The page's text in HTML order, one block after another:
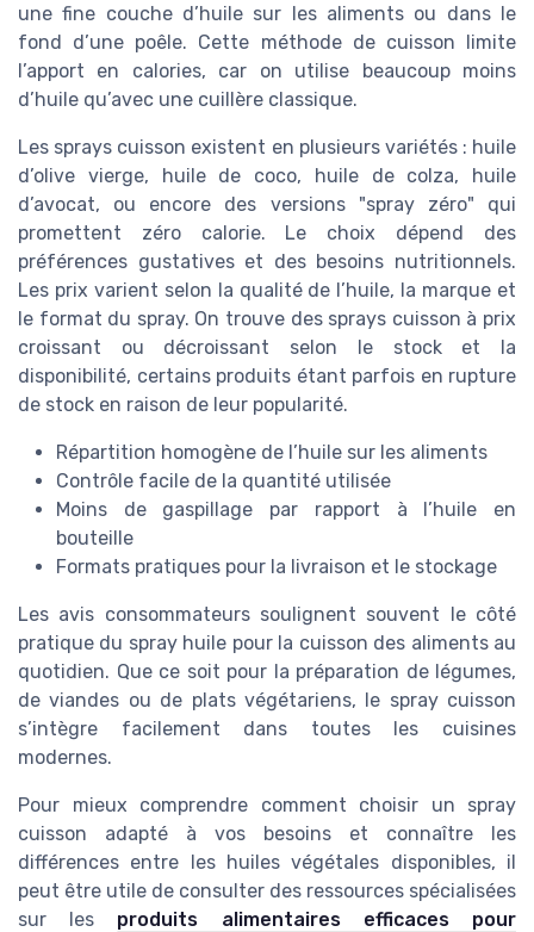
une fine couche d’huile sur les aliments ou dans le
fond d’une poêle. Cette méthode de cuisson limite
l’apport en calories, car on utilise beaucoup moins
d’huile qu’avec une cuillère classique.
Les sprays cuisson existent en plusieurs variétés : huile
d’olive vierge, huile de coco, huile de colza, huile
d’avocat, ou encore des versions "spray zéro" qui
promettent zéro calorie. Le choix dépend des
préférences gustatives et des besoins nutritionnels.
Les prix varient selon la qualité de l’huile, la marque et
le format du spray. On trouve des sprays cuisson à prix
croissant ou décroissant selon le stock et la
disponibilité, certains produits étant parfois en rupture
de stock en raison de leur popularité.
Répartition homogène de l’huile sur les aliments
Contrôle facile de la quantité utilisée
Moins de gaspillage par rapport à l’huile en
bouteille
Formats pratiques pour la livraison et le stockage
Les avis consommateurs soulignent souvent le côté
pratique du spray huile pour la cuisson des aliments au
quotidien. Que ce soit pour la préparation de légumes,
de viandes ou de plats végétariens, le spray cuisson
s’intègre facilement dans toutes les cuisines
modernes.
Pour mieux comprendre comment choisir un spray
cuisson adapté à vos besoins et connaître les
différences entre les huiles végétales disponibles, il
peut être utile de consulter des ressources spécialisées
sur les produits alimentaires efficaces pour